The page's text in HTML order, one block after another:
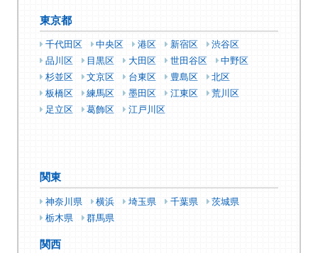
東京都
千代田区 中央区 港区 新宿区
渋谷区
品川区
目黒区 大田区 世田谷区
中野区
杉並区
文京区 台東区 豊島区
北区
板橋区
練馬区 墨田区 江東区
荒川区
足立区
葛飾区 江戸川区
関東
神奈川県 横浜 埼玉県 千葉県
茨城県
栃木県
群馬県
関西